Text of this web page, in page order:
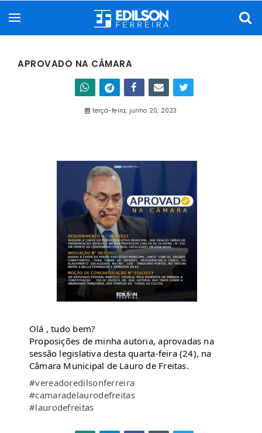
APROVADO NA CÂMARA
terça-feira, junho 20, 2023
Olá , tudo bem?
Proposições de minha autoria, aprovadas na
sessão legislativa desta quarta-feira (24), na
Câmara Municipal de Lauro de Freitas.
#vereadoredilsonferreira
#camaradelaurodefreitas
#laurodefreitas